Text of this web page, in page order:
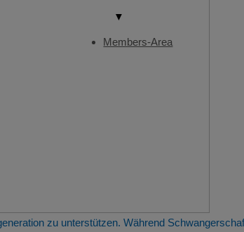
▼
Members-Area
zu unterstützen. Während